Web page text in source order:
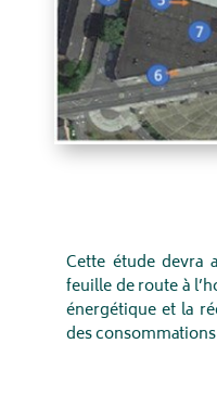
Cette étude devra
feuille de route à
énergétique et la
des